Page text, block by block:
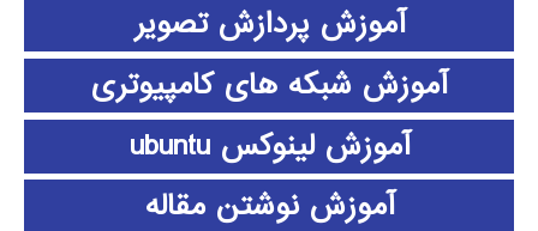
آموزش پردازش تصویر
آموزش شبکه های کامپیوتری
آموزش لینوکس ubuntu
آموزش نوشتن مقاله